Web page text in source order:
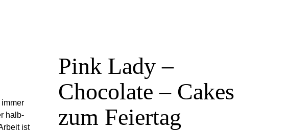
halb-
ist
Pink Lady –
Chocolate – Cakes
zum Feiertag